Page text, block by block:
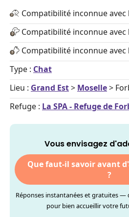
Compatibilité inconnue avec
Compatibilité inconnue avec
Compatibilité inconnue avec
Type : Chat
Lieu : Grand Est> Moselle>
Refuge : La SPA - Refuge de
Vous envisagez
Que faut-il savoir avant
?
Réponses instantanées et gratuites —
pour bien accueillir votre